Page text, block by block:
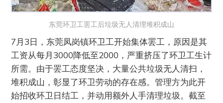
东莞环卫工罢工后垃圾无人清理堆积成山
7月3日，东莞凤岗镇环卫工开始集体罢工，原因是其
工资从每月3000降低至2000，严重挤压了环卫工生计
所需。由于罢工态度坚决，大量公共垃圾无人清扫，
堆积成山，彰显了环卫劳动的存在感。管理方为此开
始招收环卫日结工，并动用额外人手清理垃圾。截至